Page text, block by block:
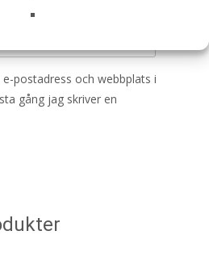
postadress och webbplats i
gång jag skriver en